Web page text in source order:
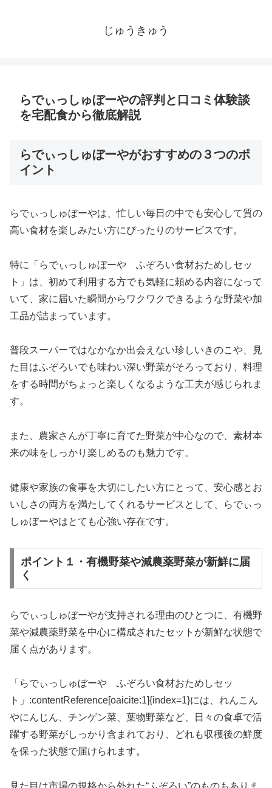
じゅうきゅう
らでぃっしゅぼーやの評判と口コミ体験談
を宅配食から徹底解説
らでぃっしゅぼーやがおすすめの３つのポ
イント
らでぃっしゅぼーやは、忙しい毎日の中でも安心して質の
高い食材を楽しみたい方にぴったりのサービスです。
特に「らでぃっしゅぼーや ふぞろい食材おためしセッ
ト」は、初めて利用する方でも気軽に頼める内容になって
いて、家に届いた瞬間からワクワクできるような野菜や加
工品が詰まっています。
普段スーパーではなかなか出会えない珍しいきのこや、見
た目はふぞろいでも味わい深い野菜がそろっており、料理
をする時間がちょっと楽しくなるような工夫が感じられま
す。
また、農家さんが丁寧に育てた野菜が中心なので、素材本
来の味をしっかり楽しめるのも魅力です。
健康や家族の食事を大切にしたい方にとって、安心感とお
いしさの両方を満たしてくれるサービスとして、らでぃっ
しゅぼーやはとても心強い存在です。
ポイント１・有機野菜や減農薬野菜が新鮮に届
く
らでぃっしゅぼーやが支持される理由のひとつに、有機野
菜や減農薬野菜を中心に構成されたセットが新鮮な状態で
届く点があります。
「らでぃっしゅぼーや ふぞろい食材おためしセッ
ト」:contentReference[oaicite:1]{index=1}には、れんこん
やにんじん、チンゲン菜、葉物野菜など、日々の食卓で活
躍する野菜がしっかり含まれており、どれも収穫後の鮮度
を保った状態で届けられます。
見た目は市場の規格から外れた“ふぞろい”のものもありま